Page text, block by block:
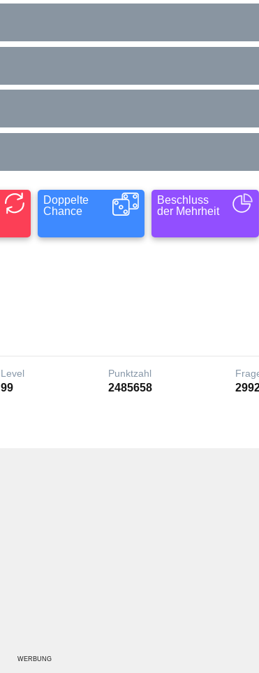
Doppelte
Chance
Beschluss
der Mehrheit
Level
99
Punktzahl
2485658
WERBUNG